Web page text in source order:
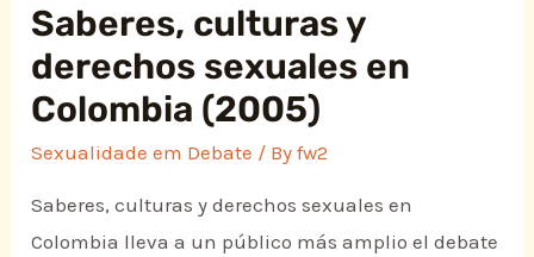
Saberes, culturas y
derechos sexuales en
Colombia (2005)
Sexualidade em Debate / Byfw2
Saberes, culturas y derechos sexuales en
Colombia lleva a un público más amplio el debate